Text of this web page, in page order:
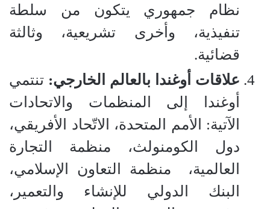
نظام جمهوري يتكون من سلطة
تنفيذية، وأخرى تشريعية، وثالثة
قضائية.
علاقات أوغندا بالعالم الخارجي: تنتمي
أوغندا إلى المنظمات والاتحادات
الآتية: الأمم المتحدة، الاتّحاد الأفريقي،
دول الكومنولث، منظمة التجارة
العالمية،
منظمة التعاون الإسلامي،
البنك الدولي للإنشاء والتعمير،